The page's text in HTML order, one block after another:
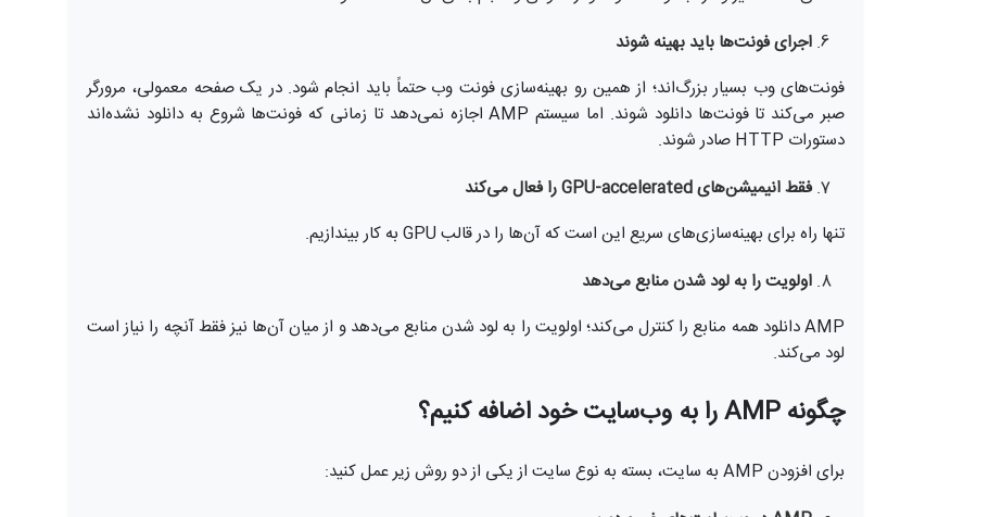
اجرای فونت‌ها باید بهینه شوند
فونت‌های وب بسیار بزرگ‌اند؛ از همین رو بهینه‌سازی فونت وب حتماً باید انجام شود. در یک صفحه معمولی، مرورگر
صبر می‌کند تا فونت‌ها دانلود شوند. اما سیستم AMP اجازه نمی‌دهد تا زمانی که فونت‌ها شروع به دانلود نشده‌اند
دستورات HTTP صادر شوند.
فقط انیمیشن‌های GPU-accelerated را فعال می‌کند
تنها راه برای بهینه‌سازی‌های سریع این است که آن‌ها را در قالب GPU به کار بیندازیم.
اولویت را به لود شدن منابع می‌دهد
AMP دانلود همه منابع را کنترل می‌کند؛ اولویت را به لود شدن منابع می‌دهد و از میان آن‌ها نیز فقط آنچه را نیاز است
لود می‌کند.
چگونه AMP را به وب‌سایت خود اضافه کنیم؟
برای افزودن AMP به سایت، بسته به نوع سایت از یکی از دو روش زیر عمل کنید: